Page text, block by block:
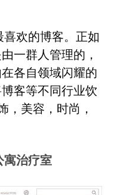
欢的博客。正如
一群人管理的，
各自领域闪耀的
客等不同行业饮
，美容，时尚，
治疗室